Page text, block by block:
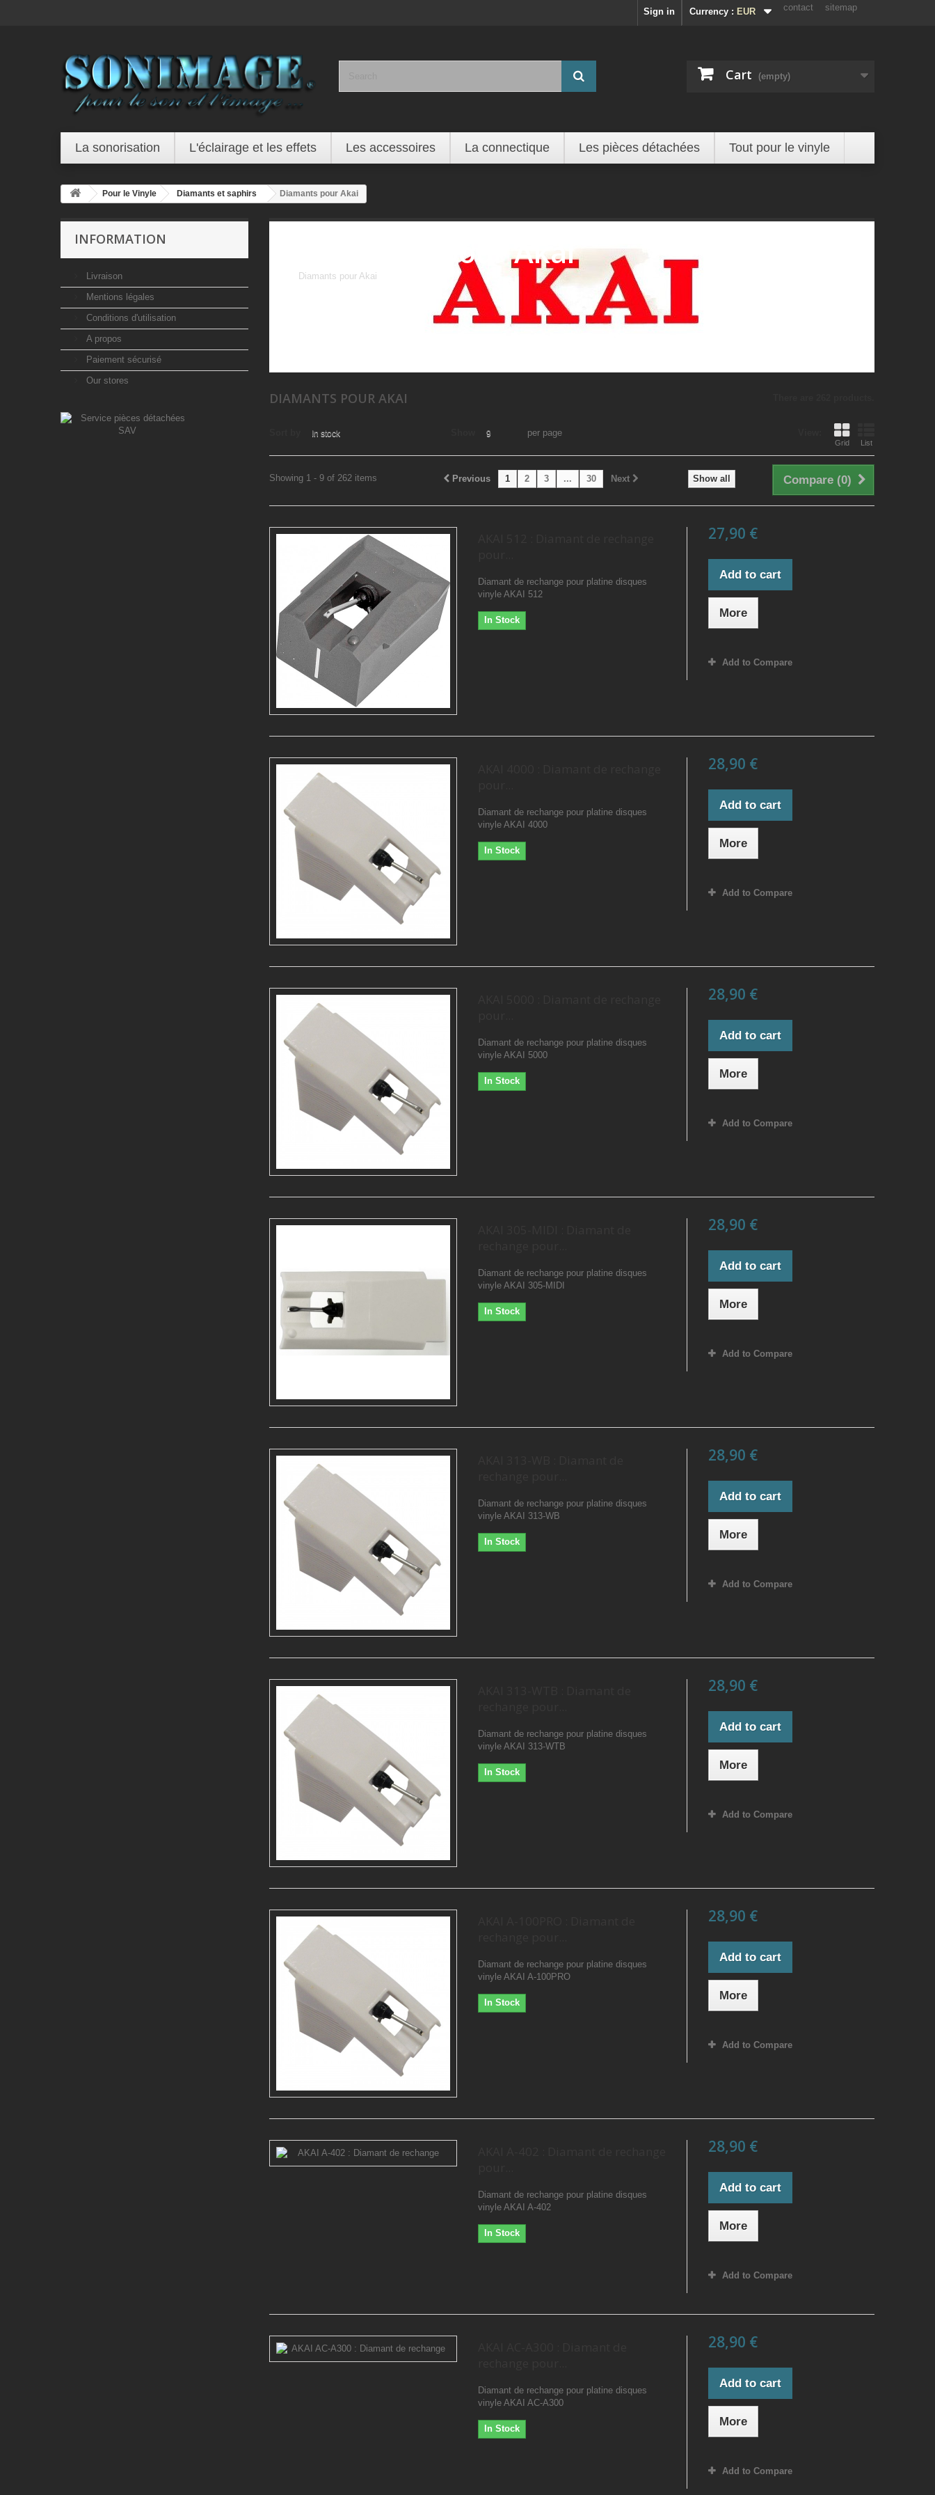
contact sitemap
Currency : EUR
Sign in
Cart (empty)
La sonorisation L'éclairage et les effets Les accessoires La connectique Les pièces détachées Tout pour le vinyle
Pour le Vinyle Diamants et saphirs Diamants pour Akai
INFORMATION
Livraison
Mentions légales
Conditions d'utilisation
A propos
Paiement sécurisé
Our stores
Diamants pour Akai
Diamants pour Akai
DIAMANTS POUR AKAI
Grid List
In stock 9 per page
Compare (0)
Show all
Previous 1 2 3 ... 30 Next
Showing 1 - 9 of 262 items
Diamant de rechange pour platine disques
vinyle AKAI 512
In Stock
27,90 €
Add to cart
More
Add to Compare
Diamant de rechange pour platine disques
vinyle AKAI 4000
In Stock
28,90 €
Add to cart
More
Add to Compare
Diamant de rechange pour platine disques
vinyle AKAI 5000
In Stock
28,90 €
Add to cart
More
Add to Compare
Diamant de rechange pour platine disques
vinyle AKAI 305-MIDI
In Stock
28,90 €
Add to cart
More
Add to Compare
Diamant de rechange pour platine disques
vinyle AKAI 313-WB
In Stock
28,90 €
Add to cart
More
Add to Compare
Diamant de rechange pour platine disques
vinyle AKAI 313-WTB
In Stock
28,90 €
Add to cart
More
Add to Compare
Diamant de rechange pour platine disques
vinyle AKAI A-100PRO
In Stock
28,90 €
Add to cart
More
Add to Compare
Diamant de rechange pour platine disques
vinyle AKAI A-402
In Stock
28,90 €
Add to cart
More
Add to Compare
Diamant de rechange pour platine disques
vinyle AKAI AC-A300
In Stock
28,90 €
Add to cart
More
Add to Compare